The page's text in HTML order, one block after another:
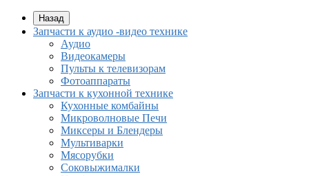
Назад
Запчасти к аудио -видео технике
Аудио
Видеокамеры
Пульты к телевизорам
Фотоаппараты
Запчасти к кухонной технике
Кухонные комбайны
Микроволновые Печи
Миксеры и Блендеры
Мультиварки
Мясорубки
Соковыжималки